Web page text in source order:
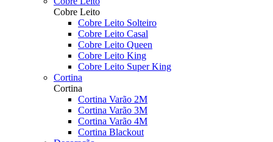
Cobre Leito
Cobre Leito Solteiro
Cobre Leito Casal
Cobre Leito Queen
Cobre Leito King
Cobre Leito Super King
Cortina
Cortina
Cortina Varão 2M
Cortina Varão 3M
Cortina Varão 4M
Cortina Blackout